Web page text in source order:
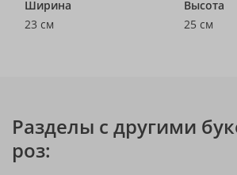
Ширина
23 см
Высота
25 см
Разделы с другими
роз: